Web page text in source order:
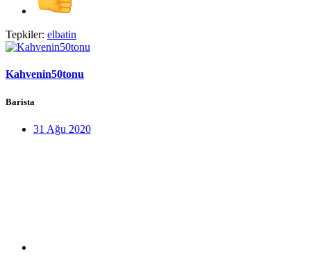
Tepkiler: elbatin
Kahvenin50tonu
Barista
31 Ağu 2020